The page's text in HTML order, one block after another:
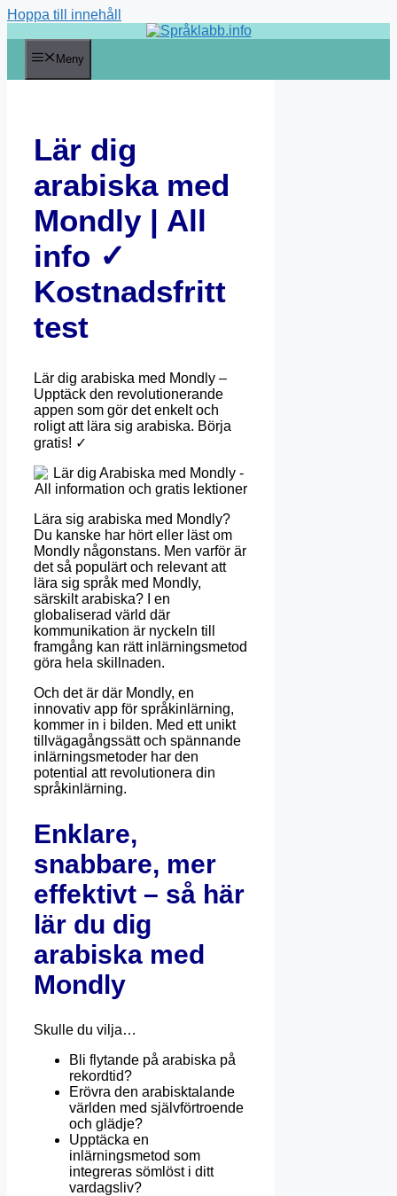
Hoppa till innehåll
Meny
Lär dig
arabiska med
Mondly | All
info ✓
Kostnadsfritt
test
Lär dig arabiska med Mondly –
Upptäck den revolutionerande
appen som gör det enkelt och
roligt att lära sig arabiska. Börja
gratis! ✓
Lära sig arabiska med Mondly?
Du kanske har hört eller läst om
Mondly någonstans. Men varför är
det så populärt och relevant att
lära sig språk med Mondly,
särskilt arabiska? I en
globaliserad värld där
kommunikation är nyckeln till
framgång kan rätt inlärningsmetod
göra hela skillnaden.
Och det är där Mondly, en
innovativ app för språkinlärning,
kommer in i bilden. Med ett unikt
tillvägagångssätt och spännande
inlärningsmetoder har den
potential att revolutionera din
språkinlärning.
Enklare,
snabbare, mer
effektivt – så här
lär du dig
arabiska med
Mondly
Skulle du vilja…
Bli flytande på arabiska på
rekordtid?
Erövra den arabisktalande
världen med självförtroende
och glädje?
Upptäcka en
inlärningsmetod som
integreras sömlöst i ditt
vardagsliv?